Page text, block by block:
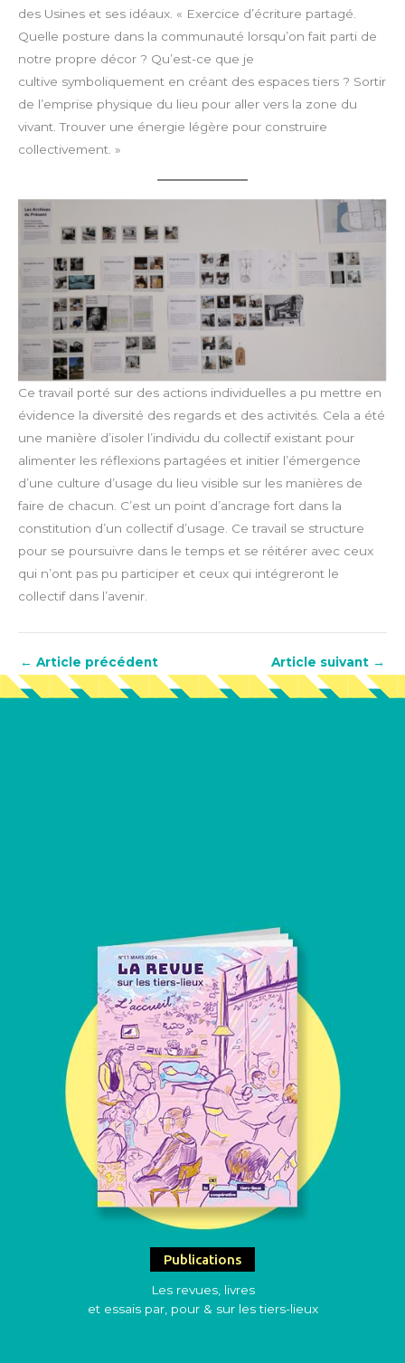
des Usines et ses idéaux. « Exercice d’écriture partagé.
Quelle posture dans la communauté lorsqu’on fait parti de
notre propre décor ? Qu’est-ce que je
cultive symboliquement en créant des espaces tiers ? Sortir
de l’emprise physique du lieu pour aller vers la zone du
vivant. Trouver une énergie légère pour construire
collectivement. »
Ce travail porté sur des actions individuelles a pu mettre en
évidence la diversité des regards et des activités. Cela a été
une manière d’isoler l’individu du collectif existant pour
alimenter les réflexions partagées et initier l’émergence
d’une culture d’usage du lieu visible sur les manières de
faire de chacun. C’est un point d’ancrage fort dans la
constitution d’un collectif d’usage. Ce travail se structure
pour se poursuivre dans le temps et se réitérer avec ceux
qui n’ont pas pu participer et ceux qui intégreront le
collectif dans l’avenir.
← Article précédent Article suivant →
Publications
Les revues, livres
et essais par, pour & sur les tiers-lieux